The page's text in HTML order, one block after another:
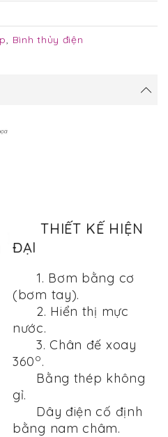
, Bình thủy điện
THIẾT KẾ HIỆN
ĐẠI
1. Bơm bằng cơ
(bơm tay).
2. Hiển thị mực
nước.
3. Chân đế xoay
360o.
Bằng thép không
gỉ.
Dây điện cố định
bằng nam châm.